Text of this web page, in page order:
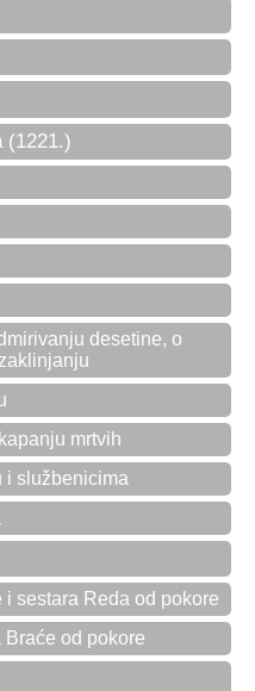
(1221.)
desetine, o
mrtvih
i službenicima
sestara Reda od pokore
od pokore